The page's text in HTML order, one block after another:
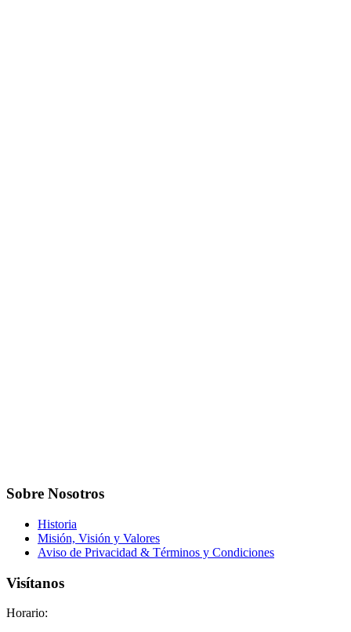
Sobre Nosotros
Historia
Misión, Visión y Valores
Aviso de Privacidad & Términos y Condiciones
Visítanos
Horario: